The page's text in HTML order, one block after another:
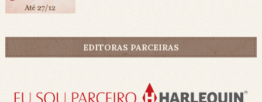
EDITORAS PARCEIRAS